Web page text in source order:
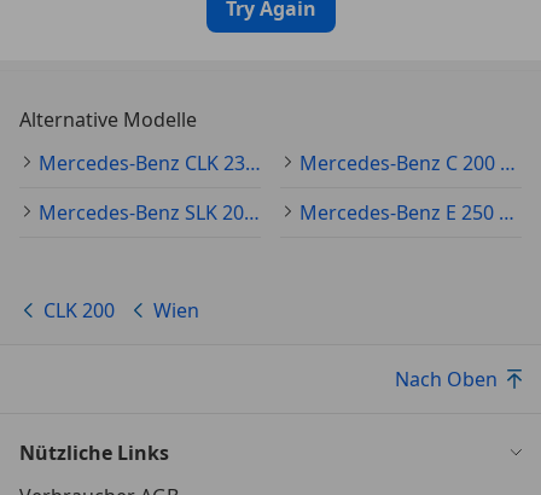
Try Again
Alternative Modelle
Mercedes-Benz CLK 230 Gebraucht
Mercedes-Benz C 200 Gebraucht
Mercedes-Benz SLK 200 Gebraucht
Mercedes-Benz E 250 Gebraucht
CLK 200 Wien
Nach Oben
Nützliche Links